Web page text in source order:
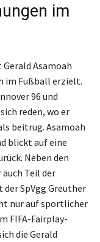
im
Asamoah
im Fußball erzielt.
96 und
reden, wo er
beitrug. Asamoah
blickt auf eine
Neben den
Teil der
SpVgg Greuther
nur auf sportlicher
FIFA-Fairplay-
die Gerald